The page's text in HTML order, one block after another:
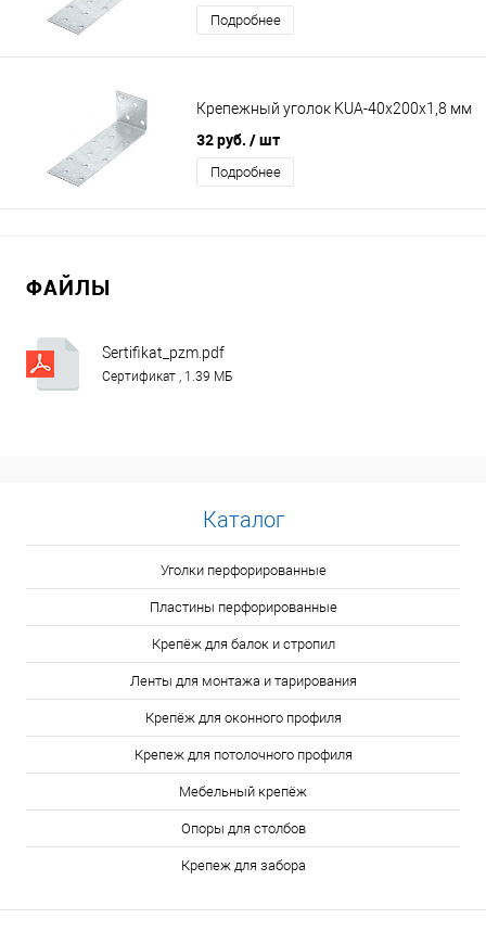
Подробнее
Крепежный уголок KUА-40х200х1,8 мм
32 руб. / шт
Подробнее
ФАЙЛЫ
Sertifikat_pzm.pdf
Сертификат , 1.39 МБ
Каталог
Уголки перфорированные
Пластины перфорированные
Крепёж для балок и стропил
Ленты для монтажа и тарирования
Крепёж для оконного профиля
Крепеж для потолочного профиля
Мебельный крепёж
Опоры для столбов
Крепеж для забора